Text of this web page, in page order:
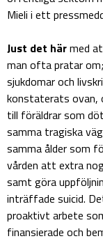
Mieli i ett
Just det härmed
man ofta pratar
sjukdomar och
konstaterats ovan,
till föräldrar som
samma tragiska
samma ålder som
vården att extra
samt göra
inträffade suicid.
proaktivt arbete
finansierade och